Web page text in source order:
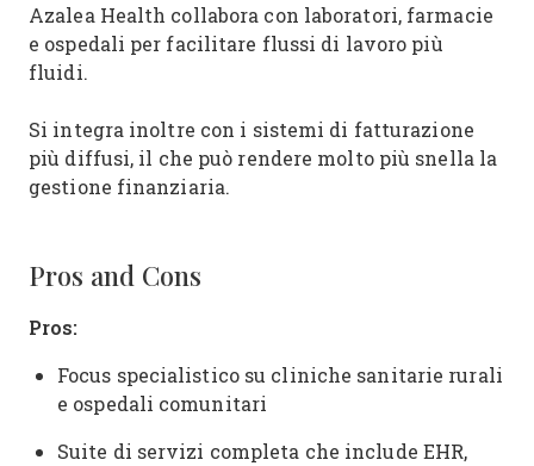
Azalea Health collabora con laboratori, farmacie
e ospedali per facilitare flussi di lavoro più
fluidi.
Si integra inoltre con i sistemi di fatturazione
più diffusi, il che può rendere molto più snella la
gestione finanziaria.
Pros and Cons
Pros:
Focus specialistico su cliniche sanitarie rurali
e ospedali comunitari
Suite di servizi completa che include EHR,